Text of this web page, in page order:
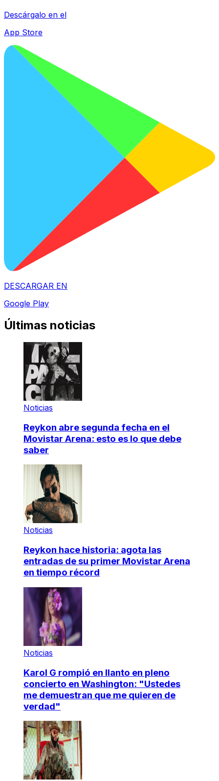
Descárgalo en el
App Store
DESCARGAR EN
Google Play
Últimas noticias
Noticias
Reykon abre segunda fecha en el
Movistar Arena: esto es lo que debe
saber
Noticias
Reykon hace historia: agota las
entradas de su primer Movistar Arena
en tiempo récord
Noticias
Karol G rompió en llanto en pleno
concierto en Washington: "Ustedes
me demuestran que me quieren de
verdad"